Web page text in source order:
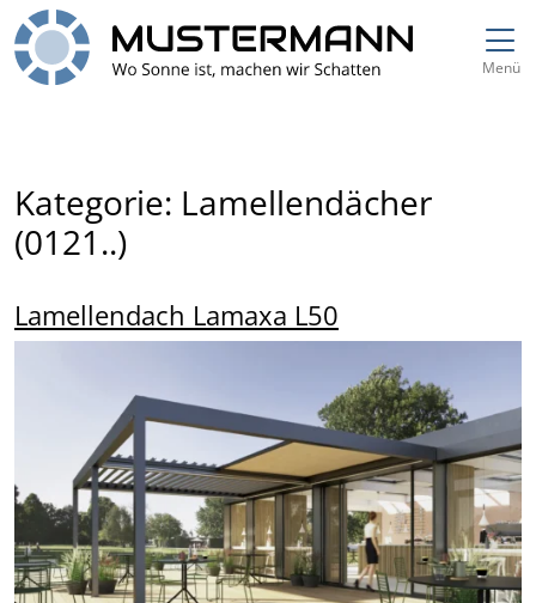
zur Top-Navigation
zur Hauptnavigation
Inhalt springen
zum Footer
Hauptnavigation
Menü
Kategorie: Lamellendächer
(0121..)
Lamellendach Lamaxa L50